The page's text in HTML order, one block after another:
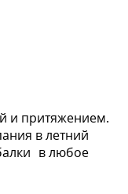
и притяжением.
в летний
в любое